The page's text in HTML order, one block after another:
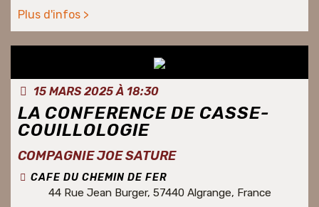
Plus d'infos >
15 MARS 2025 À 18:30
LA CONFERENCE DE CASSE-
COUILLOLOGIE
COMPAGNIE JOE SATURE
CAFE DU CHEMIN DE FER
44 Rue Jean Burger, 57440 Algrange, France